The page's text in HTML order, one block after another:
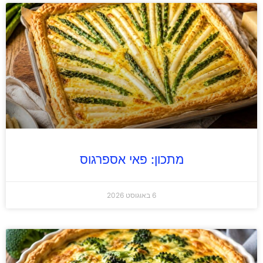
מתכון: פאי אספרגוס
6 באוגוסט 2026